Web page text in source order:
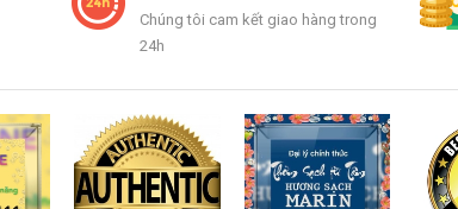
Chúng tôi cam kết giao hàng trong
24h